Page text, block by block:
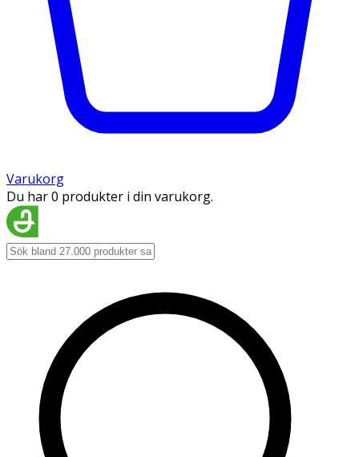
Varukorg
Du har 0 produkter i din varukorg.